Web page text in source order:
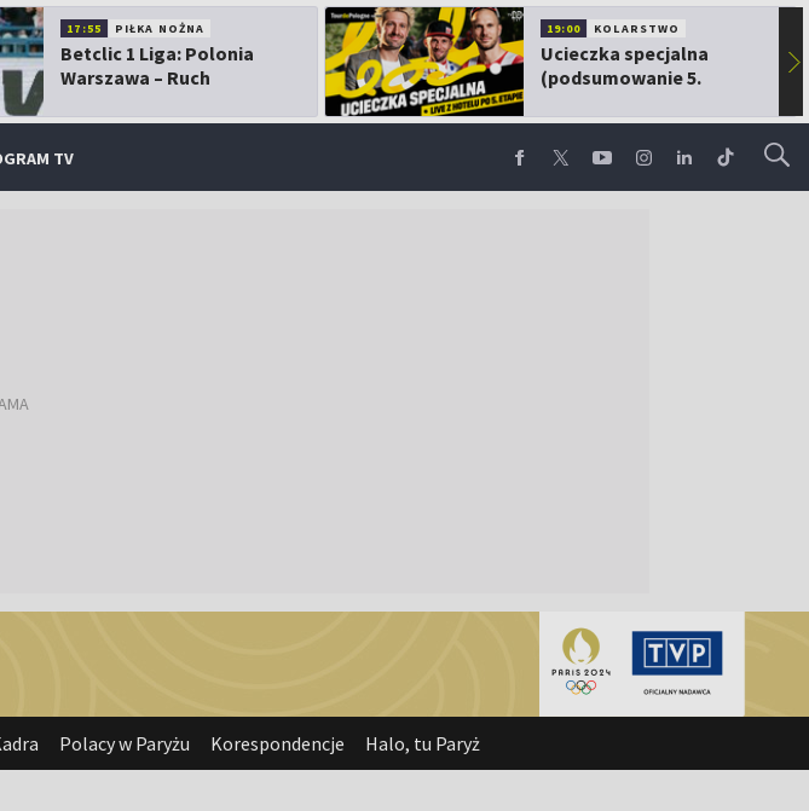
17:55 PIŁKA NOŻNA
Betclic 1 Liga: Polonia
Warszawa – Ruch
19:00 KOLARSTWO
Ucieczka specjalna
(podsumowanie 5.
▶
TV
Polacy w Paryżu Korespondencje Halo, tu Paryż